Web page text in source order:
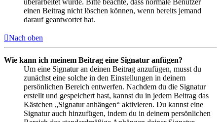
überarbeitet wurde. Bitte beachte, dass normale Benutzer
einen Beitrag nicht löschen können, wenn bereits jemand
darauf geantwortet hat.
Nach oben
Wie kann ich meinem Beitrag eine Signatur anfügen?
Um eine Signatur an deinen Beitrag anzufügen, musst du
zunächst eine solche in den Einstellungen in deinem
persönlichen Bereich entwerfen. Nachdem du die Signatur
erstellt und gespeichert hast, kannst du in jedem Beitrag das
Kästchen „Signatur anhängen“ aktivieren. Du kannst eine
Signatur auch hinzufügen, indem du in deinem persönlichen